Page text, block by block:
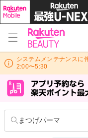
システムメンテナンスに
2:00〜5:30
まつげパーマ